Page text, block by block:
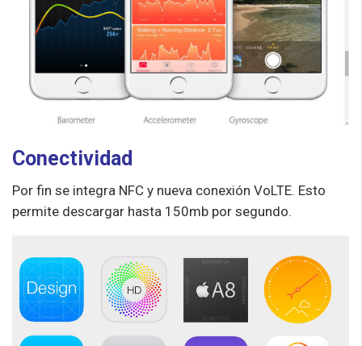
Conectividad
Por fin se integra NFC y nueva conexión VoLTE. Esto
permite descargar hasta 150mb por segundo.